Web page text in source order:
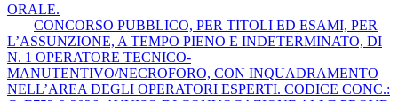
ORALE.
CONCORSO PUBBLICO, PER TITOLI ED ESAMI, PER
L’ASSUNZIONE, A TEMPO PIENO E INDETERMINATO, DI
N. 1 OPERATORE TECNICO-
MANUTENTIVO/NECROFORO, CON INQUADRAMENTO
NELL’AREA DEGLI OPERATORI ESPERTI. CODICE CONC.: